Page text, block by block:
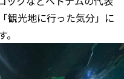
観光地に行った気分」に